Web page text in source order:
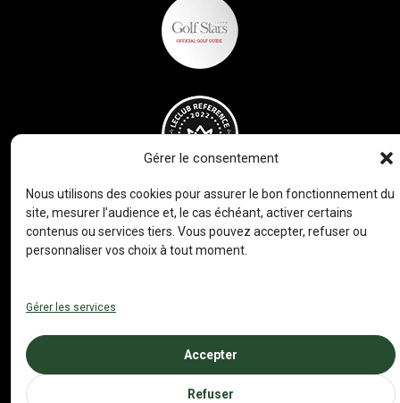
Gérer le consentement
Nous utilisons des cookies pour assurer le bon fonctionnement du
site, mesurer l’audience et, le cas échéant, activer certains
contenus ou services tiers. Vous pouvez accepter, refuser ou
personnaliser vos choix à tout moment.
Gérer les services
Accepter
Refuser